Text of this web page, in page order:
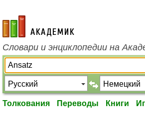
academic.ru
Словари и энциклопедии на
Толкования Переводы Книги